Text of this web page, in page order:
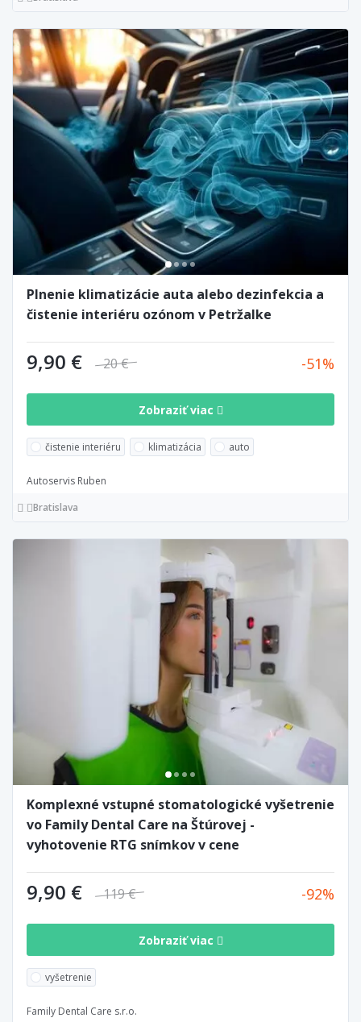
Plnenie klimatizácie auta alebo dezinfekcia a
čistenie interiéru ozónom v Petržalke
9,90 € 20 € 51
Zobraziť viac
čistenie interiéru klimatizácia auto
Autoservis Ruben
Bratislava
Komplexné vstupné stomatologické vyšetrenie
vo Family Dental Care na Štúrovej -
vyhotovenie RTG snímkov v cene
9,90 € 119 € 92
Zobraziť viac
vyšetrenie
Family Dental Care s.r.o.